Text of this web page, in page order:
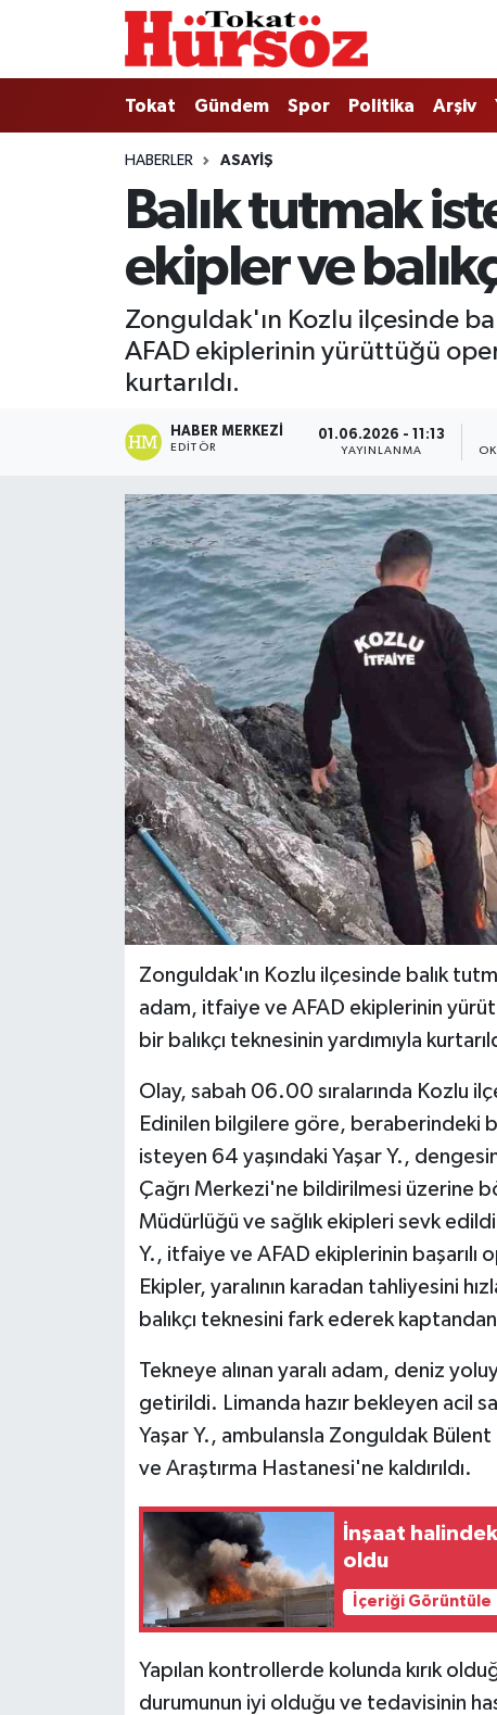
Tokat Gündem Spor Politika Arşiv
HABERLER ASAYIŞ
Balık tutmak
ekipler ve
Zonguldak'ın Kozlu ilçesinde
AFAD ekiplerinin yürüttüğü
kurtarıldı.
HABER MERKEZI
EDITÖR
01.06.2026 - 11:13
YAYINLANMA
Zonguldak'ın Kozlu ilçesinde balık
adam, itfaiye ve AFAD ekiplerinin
bir balıkçı teknesinin yardımıyla
Olay, sabah 06.00 sıralarında Kozlu
Edinilen bilgilere göre, beraberindeki
isteyen 64 yaşındaki Yaşar Y.,
Çağrı Merkezi'ne bildirilmesi üzerine
Müdürlüğü ve sağlık ekipleri sevk
Y., itfaiye ve AFAD ekiplerinin başarılı
Ekipler, yaralının karadan tahliyesini
balıkçı teknesini fark ederek
Tekneye alınan yaralı adam, deniz
getirildi. Limanda hazır bekleyen acil
Yaşar Y., ambulansla Zonguldak
ve Araştırma Hastanesi'ne kaldırıldı.
İnşaat
oldu
İçeriği Görüntüle
Yapılan kontrollerde kolunda kırık
durumunun iyi olduğu ve tedavisinin
Tokat
Türkiye Gündemi
Gündem
Politika
Ekonomi
Tokat Haber
Nöbetçi Eczaneler
Hava Durumu
Tokat Namaz Vakitleri
Trafik Durumu
Tüm Manşetler